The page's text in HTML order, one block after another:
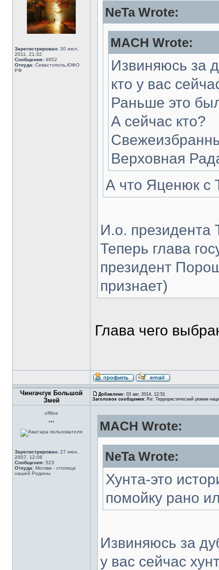
Зарегистрирован: 30 июл,
2011, 21:32
Сообщения: 4852
Откуда: Севастополь,ЮФО
РФ
NeTa Wrote:
MACH Wrote:
Извиняюсь за
кто у вас
Раньше это
А сейчас кто?
Верховная
А что Яценюк с
И.о. президента
Теперь глава
президент
признает)
Глава чего
Чингачгук Большой
Змей
Добавлено: 03 авг, 2014, 12:51
Заголовок сообщения: Re: Террористический режим
offline
***
Зарегистрирован: 27 июн,
2007, 12:06
Сообщения: 523
Откуда: Москва - столица
нашей Родины
MACH Wrote:
NeTa Wrote:
Хунта-это
помойку рано
Извиняюсь за
у вас сейчас